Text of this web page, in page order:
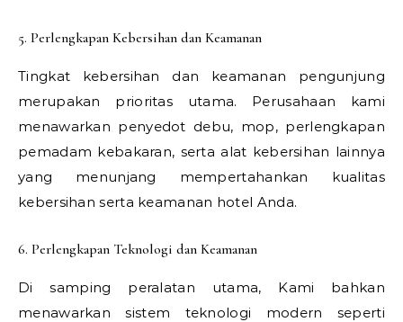
5. Perlengkapan Kebersihan dan Keamanan
Tingkat kebersihan dan keamanan pengunjung
merupakan prioritas utama. Perusahaan kami
menawarkan penyedot debu, mop, perlengkapan
pemadam kebakaran, serta alat kebersihan lainnya
yang menunjang mempertahankan kualitas
kebersihan serta keamanan hotel Anda.
6. Perlengkapan Teknologi dan Keamanan
Di samping peralatan utama, Kami bahkan
menawarkan sistem teknologi modern seperti